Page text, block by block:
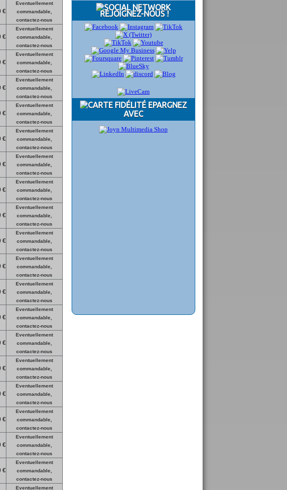
€
Eventuellement
commandable,
contactez-nous
€
Eventuellement
commandable,
contactez-nous
€
Eventuellement
commandable,
contactez-nous
€
Eventuellement
commandable,
contactez-nous
€
Eventuellement
commandable,
contactez-nous
€
Eventuellement
commandable,
contactez-nous
€
Eventuellement
commandable,
contactez-nous
€
Eventuellement
commandable,
contactez-nous
€
Eventuellement
commandable,
contactez-nous
€
Eventuellement
commandable,
contactez-nous
€
Eventuellement
commandable,
contactez-nous
€
Eventuellement
commandable,
contactez-nous
€
Eventuellement
commandable,
contactez-nous
€
Eventuellement
commandable,
contactez-nous
€
Eventuellement
commandable,
contactez-nous
€
Eventuellement
commandable,
contactez-nous
€
Eventuellement
commandable,
contactez-nous
€
Eventuellement
commandable,
contactez-nous
€
Eventuellement
commandable,
contactez-nous
Eventuellement
REJOIGNEZ-NOUS !
EPARGNEZ
AVEC